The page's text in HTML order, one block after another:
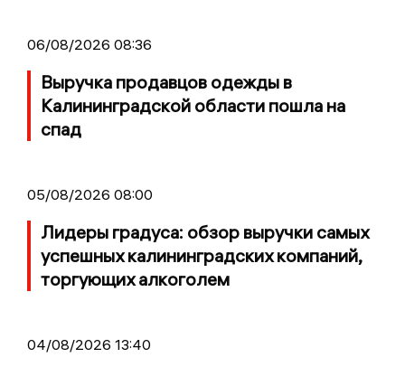
06/08/2026 08:36
Выручка продавцов одежды в
Калининградской области пошла на
спад
05/08/2026 08:00
Лидеры градуса: обзор выручки самых
успешных калининградских компаний,
торгующих алкоголем
04/08/2026 13:40